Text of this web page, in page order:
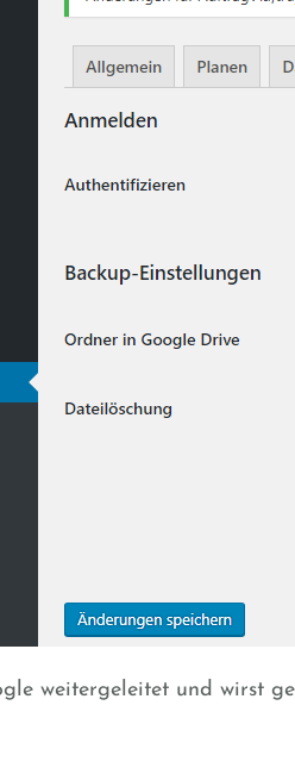
weitergeleitet und wirst